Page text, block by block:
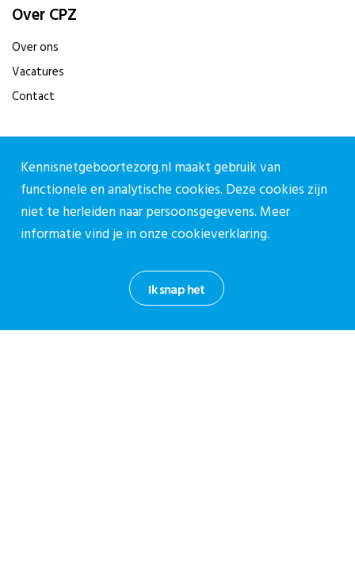
Over CPZ
Over ons
Vacatures
Contact
Contact
Contactpagina
030-27 39 786
cpz@stichtingcpz.nl
Mercatorlaan 1200, 3528 BL Utrecht
Blijf op de hoogte Ik snap het
Kennisnetgeboortezorg.nl maakt gebruik van
functionele en analytische cookies. Deze cookies zijn
niet te herleiden naar persoonsgegevens. Meer
informatie vind je in onzecookieverklaring.